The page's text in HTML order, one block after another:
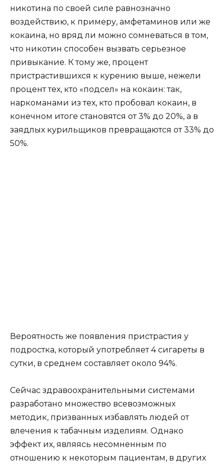
никотина по своей силе равнозначно
воздействию, к примеру, амфетаминов или же
кокаина, но вряд ли можно сомневаться в том,
что никотин способен вызвать серьезное
привыкание. К тому же, процент
пристрастившихся к курению выше, нежели
процент тех, кто «подсел» на кокаин: так,
наркоманами из тех, кто пробовал кокаин, в
конечном итоге становятся от 3% до 20%, а в
заядлых курильщиков превращаются от 33% до
50%.
Вероятность же появления пристрастия у
подростка, который употребляет 4 сигареты в
сутки, в среднем составляет около 94%.
Сейчас здравоохранительными системами
разработано множество всевозможных
методик, призванных избавлять людей от
влечения к табачным изделиям. Однако
эффект их, являясь несомненным по
отношению к некоторым пациентам, в других